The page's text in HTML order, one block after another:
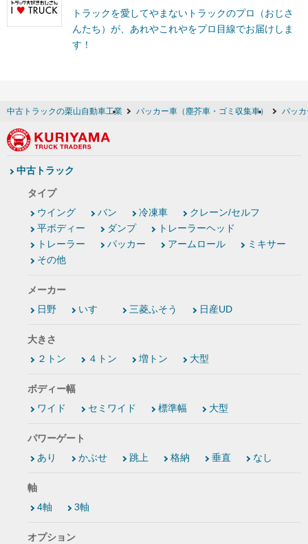
トラックを愛してやまないトラックのプロ（おじさ
んたち）が、あれやこれやをプロ目線でお届けしま
す！
中古トラックの栗山自動車工業 パッカー車（塵芥車・ゴミ収集車） パッ
中古トラック
タイプ
ウイング
バン 冷凍車
クレーン/セルフ
平ボディー
ダンプ
トレーラーヘッド
トレーラー
パッカー アームロール
ミキサー
その他
メーカー
日野
いすゞ 三菱ふそう 日産UD
大きさ
２トン
４トン 増トン 大型
ボディー幅
ワイド
セミワイド 標準幅 大型
パワーゲート
あり
かぶせ 跳上 格納 垂直 なし
軸
4軸
3軸
オプション